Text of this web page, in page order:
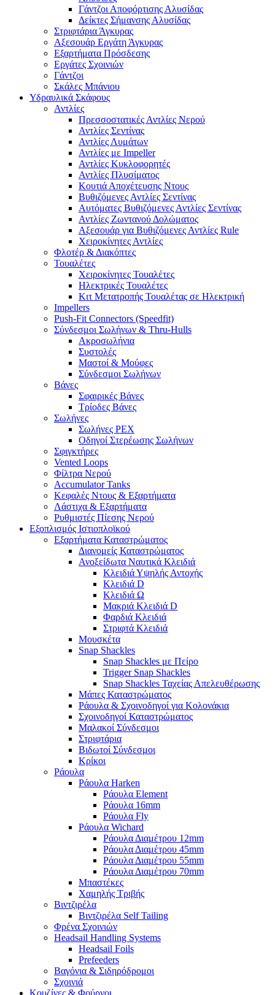
Γάντζοι Αποφόρτισης Αλυσίδας
Δείκτες Σήμανσης Αλυσίδας
Στριφτάρια Άγκυρας
Αξεσουάρ Εργάτη Άγκυρας
Εξαρτήματα Πρόσδεσης
Εργάτες Σχοινιών
Γάντζοι
Σκάλες Μπάνιου
Υδραυλικά Σκάφους
Αντλίες
Πρεσσοστατικές Αντλίες Νερού
Αντλίες Σεντίνας
Αντλίες Λυμάτων
Αντλίες με Impeller
Αντλίες Κυκλοφορητές
Αντλίες Πλυσίματος
Κουτιά Αποχέτευσης Ντους
Βυθιζόμενες Αντλίες Σεντίνας
Αυτόματες Βυθιζόμενες Αντλίες Σεντίνας
Αντλίες Ζωντανού Δολώματος
Αξεσουάρ για Βυθιζόμενες Αντλίες Rule
Χειροκίνητες Αντλίες
Φλοτέρ & Διακόπτες
Τουαλέτες
Χειροκίνητες Τουαλέτες
Ηλεκτρικές Τουαλέτες
Κιτ Μετατροπής Τουαλέτας σε Ηλεκτρική
Impellers
Push-Fit Connectors (Speedfit)
Σύνδεσμοι Σωλήνων & Thru-Hulls
Ακροσωλήνια
Συστολές
Μαστοί & Μούφες
Σύνδεσμοι Σωλήνων
Βάνες
Σφαιρικές Βάνες
Τρίοδες Βάνες
Σωλήνες
Σωλήνες PEX
Οδηγοί Στερέωσης Σωλήνων
Σφιγκτήρες
Vented Loops
Φίλτρα Νερού
Accumulator Tanks
Κεφαλές Ντους & Εξαρτήματα
Λάστιχα & Εξαρτήματα
Ρυθμιστές Πίεσης Νερού
Εξοπλισμός Ιστιοπλοϊκού
Εξαρτήματα Καταστρώματος
Διανομείς Καταστρώματος
Ανοξείδωτα Ναυτικά Κλειδιά
Κλειδιά Υψηλής Αντοχής
Κλειδιά D
Κλειδιά Ω
Μακριά Κλειδιά D
Φαρδιά Κλειδιά
Στριφτά Κλειδιά
Μουσκέτα
Snap Shackles
Snap Shackles με Πείρο
Trigger Snap Shackles
Snap Shackles Ταχείας Απελευθέρωσης
Μάπες Καταστρώματος
Ράουλα & Σχοινοδηγοί για Κολονάκια
Σχοινοδηγοί Καταστρώματος
Μαλακοί Σύνδεσμοι
Στριφτάρια
Βιδωτοί Σύνδεσμοι
Κρίκοι
Ράουλα
Ράουλα Harken
Ράουλα Element
Ράουλα 16mm
Ράουλα Fly
Ράουλα Wichard
Ράουλα Διαμέτρου 12mm
Ράουλα Διαμέτρου 45mm
Ράουλα Διαμέτρου 55mm
Ράουλα Διαμέτρου 70mm
Μπαστέκες
Χαμηλής Τριβής
Βιντζιρέλα
Βιντζιρέλα Self Tailing
Φρένα Σχοινιών
Headsail Handling Systems
Headsail Foils
Prefeeders
Βαγόνια & Σιδηρόδρομοι
Σχοινιά
Κουζίνες & Φούρνοι